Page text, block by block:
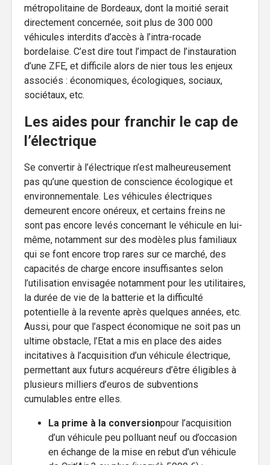
métropolitaine de Bordeaux, dont la moitié serait
directement concernée, soit plus de 300 000
véhicules interdits d’accès à l’intra-rocade
bordelaise. C’est dire tout l’impact de l’instauration
d’une ZFE, et difficile alors de nier tous les enjeux
associés : économiques, écologiques, sociaux,
sociétaux, etc.
Les aides pour franchir le cap de
l’électrique
Se convertir à l’électrique n’est malheureusement
pas qu’une question de conscience écologique et
environnementale. Les véhicules électriques
demeurent encore onéreux, et certains freins ne
sont pas encore levés concernant le véhicule en lui-
même, notamment sur des modèles plus familiaux
qui se font encore trop rares sur ce marché, des
capacités de charge encore insuffisantes selon
l’utilisation envisagée notamment pour les utilitaires,
la durée de vie de la batterie et la difficulté
potentielle à la revente après quelques années, etc.
Aussi, pour que l’aspect économique ne soit pas un
ultime obstacle, l’Etat a mis en place des aides
incitatives à l’acquisition d’un véhicule électrique,
permettant aux futurs acquéreurs d’être éligibles à
plusieurs milliers d’euros de subventions
cumulables entre elles.
La prime à la conversionpour l’acquisition
d’un véhicule peu polluant neuf ou d’occasion
en échange de la mise en rebut d’un véhicule